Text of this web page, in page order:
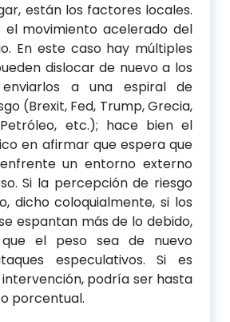
están los factores locales.
el movimiento acelerado del
En este caso hay múltiples
dislocar de nuevo a los
a una espiral de
(Brexit, Fed, Trump, Grecia,
Petróleo, etc.); hace bien el
en afirmar que espera que
un entorno externo
Si la percepción de riesgo
dicho coloquialmente, si los
espantan más de lo debido,
el peso sea de nuevo
especulativos. Si es
podría ser hasta
porcentual.